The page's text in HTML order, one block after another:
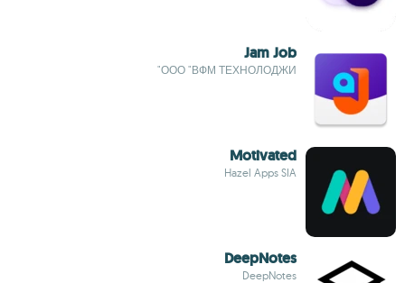
Jam Job
ООО "ВФМ ТЕХНОЛОДЖИ"
Motivated
Hazel Apps SIA
DeepNotes
DeepNotes